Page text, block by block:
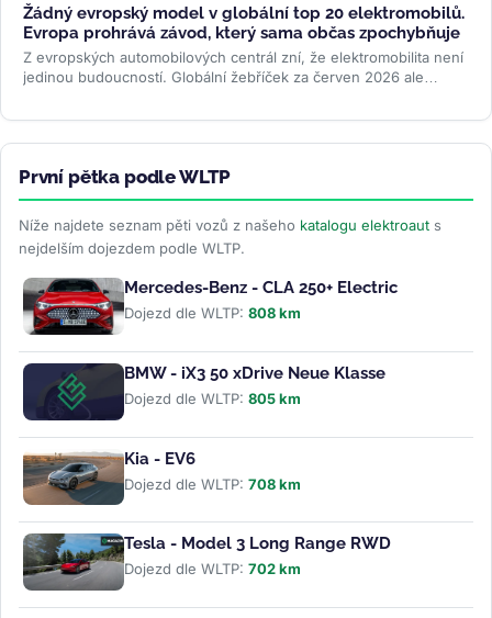
Žádný evropský model v globální top 20 elektromobilů.
Evropa prohrává závod, který sama občas zpochybňuje
Z evropských automobilových centrál zní, že elektromobilita není
jedinou budoucností. Globální žebříček za červen 2026 ale
První pětka podle WLTP
Níže najdete seznam pěti vozů z našeho katalogu elektroaut s
nejdelším dojezdem podle WLTP.
Mercedes-Benz - CLA 250+ Electric
Dojezd dle WLTP: 808 km
BMW - iX3 50 xDrive Neue Klasse
Dojezd dle WLTP: 805 km
Kia - EV6
Dojezd dle WLTP: 708 km
Tesla - Model 3 Long Range RWD
Dojezd dle WLTP: 702 km